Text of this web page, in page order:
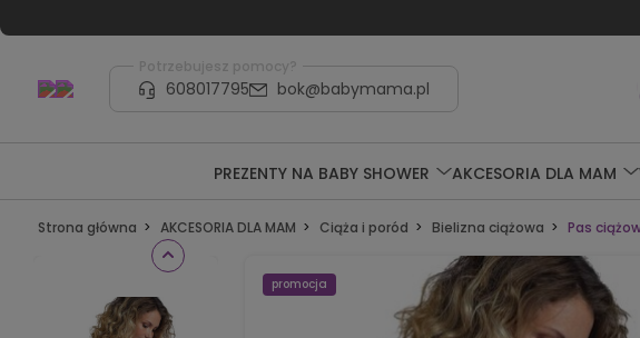
Potrzebujesz pomocy?
608017795 bok@babymama.pl
PREZENTY NA BABY SHOWER AKCESORIA DLA MAM
Strona główna AKCESORIA DLA MAM Ciąża i poród Bielizna ciążowa Pas
promocja